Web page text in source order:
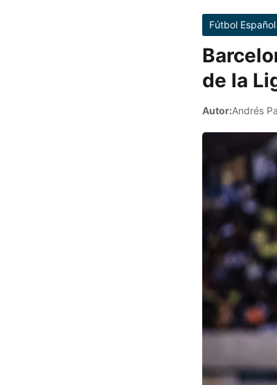
Fútbol Español
de la
Autor:Andrés